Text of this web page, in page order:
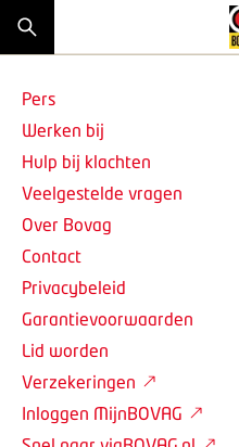
Pers
Werken bij
Hulp bij klachten
Veelgestelde vragen
Over Bovag
Contact
Privacybeleid
Garantievoorwaarden
Lid worden
Verzekeringen
Inloggen MijnBOVAG